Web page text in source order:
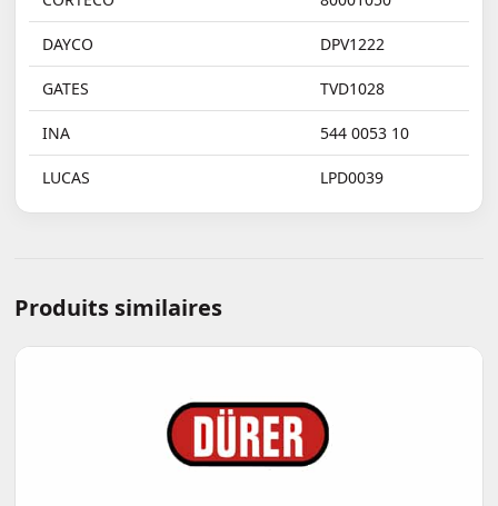
DAYCO DPV1222
GATES TVD1028
INA 544 0053 10
LUCAS LPD0039
Produits similaires